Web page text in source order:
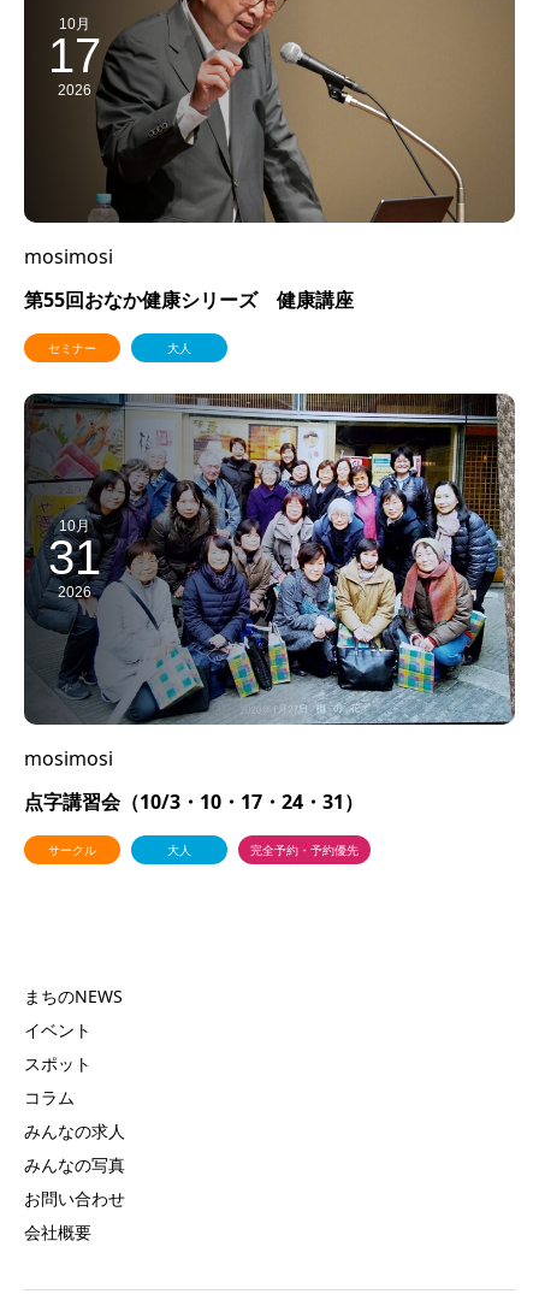
10月
17
2026
mosimosi
第55回おなか健康シリーズ 健康講座
セミナー 大人
10月
31
2026
mosimosi
点字講習会（10/3・10・17・24・31）
サークル 大人 完全予約・予約優先
まちのNEWS
イベント
スポット
コラム
みんなの求人
みんなの写真
お問い合わせ
会社概要